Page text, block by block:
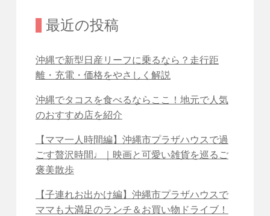
最近の投稿
沖縄で新型日産リーフに乗るなら？走行距
離・充電・価格をやさしく解説
沖縄でタコスを食べるならここ！地元で人気
のおすすめ店を紹介
【ママ一人時間編】沖縄市プラザハウスで過
ごす贅沢時間♩｜映画と可愛い雑貨を巡るご
褒美散歩
【子連れお出かけ編】沖縄市プラザハウスで
ママも大満足のランチ＆お買い物ドライブ！